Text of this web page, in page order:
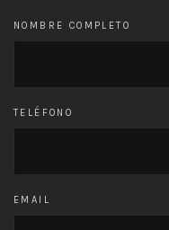
NOMBRE COMPLETO
TELÉFONO
EMAIL